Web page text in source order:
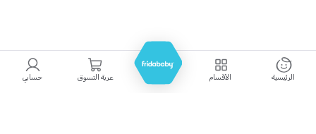
الرئيسية الأقسام عربة التسوق حسابي